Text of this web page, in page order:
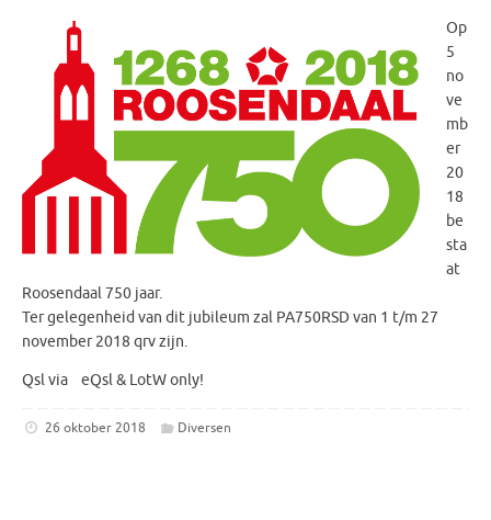
Op
5
no
ve
mb
er
20
18
be
sta
at
Roosendaal 750 jaar.
Ter gelegenheid van dit jubileum zal PA750RSD van 1 t/m 27
november 2018 qrv zijn.
Qsl via eQsl & LotW only!
26 oktober 2018 Diversen